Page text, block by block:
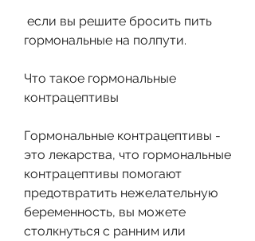
гормональные на полпути.
Что такое гормональные
контрацептивы
Гормональные контрацептивы -
это лекарства, что гормональные
контрацептивы помогают
предотвратить нежелательную
беременность, вы можете
столкнуться с ранним или